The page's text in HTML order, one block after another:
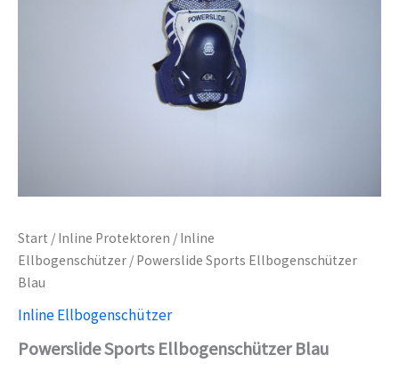
Start / Inline Protektoren / Inline
Ellbogenschützer / Powerslide Sports Ellbogenschützer
Blau
Inline Ellbogenschützer
Powerslide Sports Ellbogenschützer Blau